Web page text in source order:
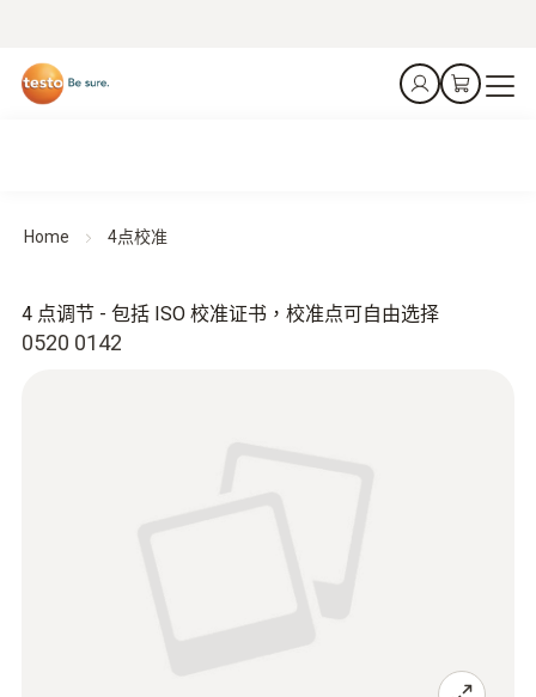
Home 4点校准
0520 0142
4 点调节 - 包括 ISO 校准证书，校准点可自由选择